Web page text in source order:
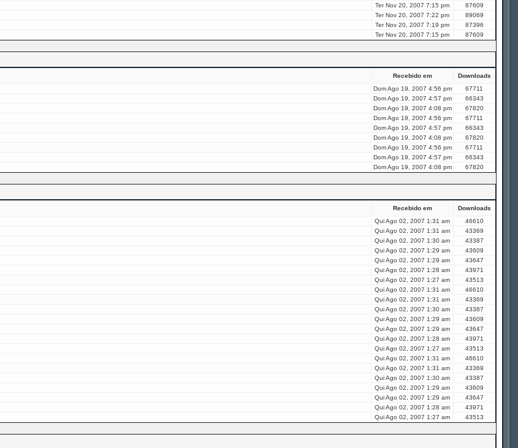
Ter Nov 20, 2007 7:15 pm
87609
Ter Nov 20, 2007 7:22 pm
89069
Ter Nov 20, 2007 7:19 pm
87396
Ter Nov 20, 2007 7:15 pm 87609
Recebido em
Downloads
Dom Ago 19, 2007 4:56 pm
67711
Dom Ago 19, 2007 4:57 pm
66343
Dom Ago 19, 2007 4:08 pm
67820
Dom Ago 19, 2007 4:56 pm
67711
Dom Ago 19, 2007 4:57 pm
66343
Dom Ago 19, 2007 4:08 pm
67820
Dom Ago 19, 2007 4:56 pm
67711
Dom Ago 19, 2007 4:57 pm
66343
Dom Ago 19, 2007 4:08 pm 67820
Recebido em
Downloads
Qui Ago 02, 2007 1:31 am
46610
Qui Ago 02, 2007 1:31 am
43369
Qui Ago 02, 2007 1:30 am
43387
Qui Ago 02, 2007 1:29 am
43609
Qui Ago 02, 2007 1:29 am
43647
Qui Ago 02, 2007 1:28 am
43971
Qui Ago 02, 2007 1:27 am
43513
Qui Ago 02, 2007 1:31 am
46610
Qui Ago 02, 2007 1:31 am
43369
Qui Ago 02, 2007 1:30 am
43387
Qui Ago 02, 2007 1:29 am
43609
Qui Ago 02, 2007 1:29 am
43647
Qui Ago 02, 2007 1:28 am
43971
Qui Ago 02, 2007 1:27 am
43513
Qui Ago 02, 2007 1:31 am
46610
Qui Ago 02, 2007 1:31 am
43369
Qui Ago 02, 2007 1:30 am
43387
Qui Ago 02, 2007 1:29 am
43609
Qui Ago 02, 2007 1:29 am
43647
Qui Ago 02, 2007 1:28 am
43971
Qui Ago 02, 2007 1:27 am 43513